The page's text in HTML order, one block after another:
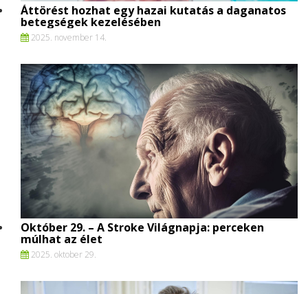
Áttörést hozhat egy hazai kutatás a daganatos
betegségek kezelésében
2025. november 14.
Október 29. – A Stroke Világnapja: perceken
múlhat az élet
2025. oktober 29.